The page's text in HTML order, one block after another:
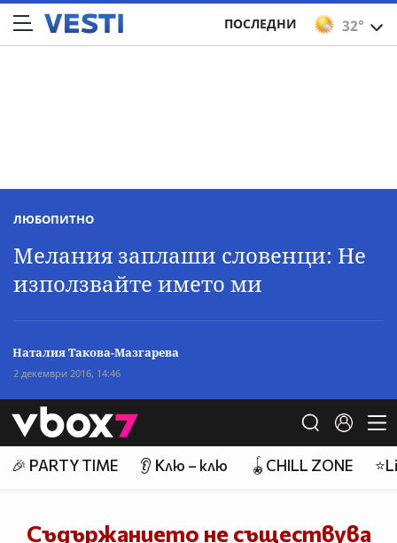
32°
ПОСЛЕДНИ
ЛЮБОПИТНО
Мелания заплаши словенци: Не
използвайте името ми
Наталия Такова-Мазгарева
2 декември 2016, 14:46